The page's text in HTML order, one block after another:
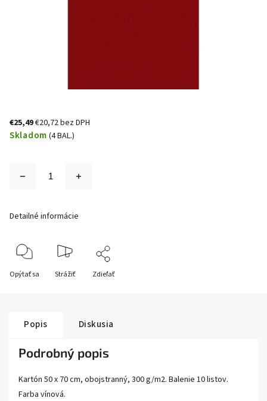
€25,49€20,72 bez DPH
Skladom (4 BAL.)
Detailné informácie
Opýtať sa Strážiť Zdieľať
Popis Diskusia
Podrobný popis
Kartón 50 x 70 cm, obojstranný, 300 g/m2. Balenie 10 listov.
Farba vínová.